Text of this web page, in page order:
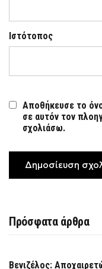
Ιστότοπος
Αποθήκευσε το
σε αυτόν τον
σχολιάσω.
Πρόσφατα άρθρα
Βενιζέλος: